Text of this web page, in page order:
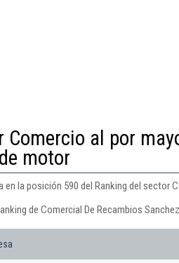
Comercio al por
motor
en la posición 590 del Ranking del
de Comercial De Recambios